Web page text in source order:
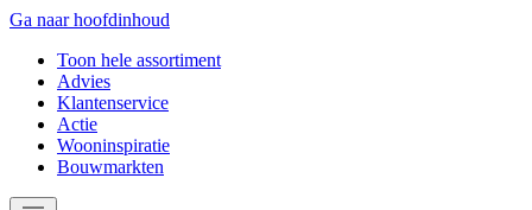
Ga naar hoofdinhoud
Toon hele assortiment
Advies
Klantenservice
Actie
Wooninspiratie
Bouwmarkten